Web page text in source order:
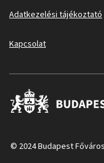
Adatkezelési tájékoztató
Kapcsolat
© 2024 Budapest